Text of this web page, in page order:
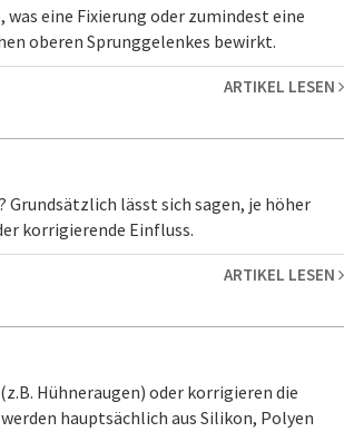
eine Fixierung oder zumindest eine
oberen Sprunggelenkes bewirkt.
ARTIKEL LESEN
lässt sich sagen, je höher
korrigierende Einfluss.
ARTIKEL LESEN
Hühneraugen) oder korrigieren die
hauptsächlich aus Silikon, Polyen